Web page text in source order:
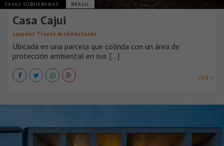
CASAS SUBURBANAS BRASIL
Casa Cajui
Laurent Troost Architectures
Ubicada en una parcela que colinda con un área de
protección ambiental en sus [...]
VER +